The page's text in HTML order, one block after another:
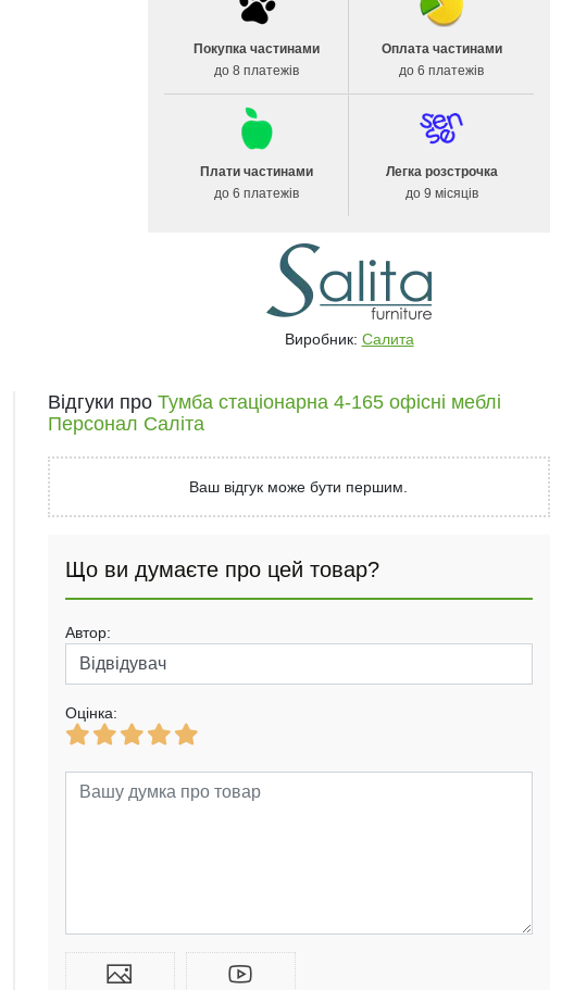
Покупка частинами
до 8 платежів
Оплата частинами
до 6 платежів
Плати частинами
до 6 платежів
Легка розстрочка
до 9 місяців
Виробник: Салита
Відгуки про Тумба стаціонарна 4-165 офісні меблі
Персонал Саліта
Ваш відгук може бути першим.
Що ви думаєте про цей товар?
Автор:
Оцінка: